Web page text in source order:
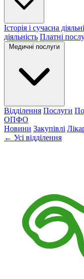
Історія і сучасна
діяльність Платні
Медичні послуги
Відділення Послуги
ОПФО
Новини Закупівлі
← Усі відділення